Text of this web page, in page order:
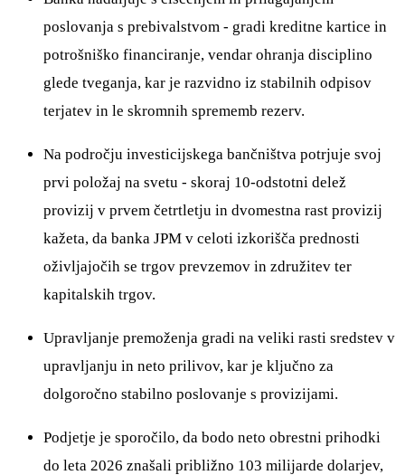
poslovanja s prebivalstvom - gradi kreditne kartice in
potrošniško financiranje, vendar ohranja disciplino
glede tveganja, kar je razvidno iz stabilnih odpisov
terjatev in le skromnih sprememb rezerv.
Na področju investicijskega bančništva potrjuje svoj
prvi položaj na svetu - skoraj 10-odstotni delež
provizij v prvem četrtletju in dvomestna rast provizij
kažeta, da banka JPM v celoti izkorišča prednosti
oživljajočih se trgov prevzemov in združitev ter
kapitalskih trgov.
Upravljanje premoženja gradi na veliki rasti sredstev v
upravljanju in neto prilivov, kar je ključno za
dolgoročno stabilno poslovanje s provizijami.
Podjetje je sporočilo, da bodo neto obrestni prihodki
do leta 2026 znašali približno 103 milijarde dolarjev,